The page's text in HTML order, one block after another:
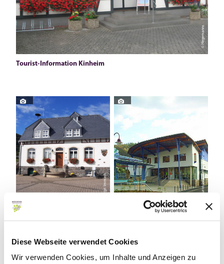
Diese Webseite verwendet Cookies
Wir verwenden Cookies, um Inhalte und Anzeigen zu
© Hegemanns
Tourist-Information Kinheim
© Birgit Immich © Tourist-Information Kröv
Tourist-Information Kröv